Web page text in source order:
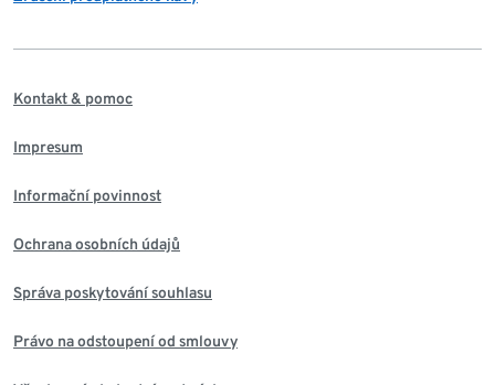
Kontakt & pomoc
Impresum
Informační povinnost
Ochrana osobních údajů
Správa poskytování souhlasu
Právo na odstoupení od smlouvy